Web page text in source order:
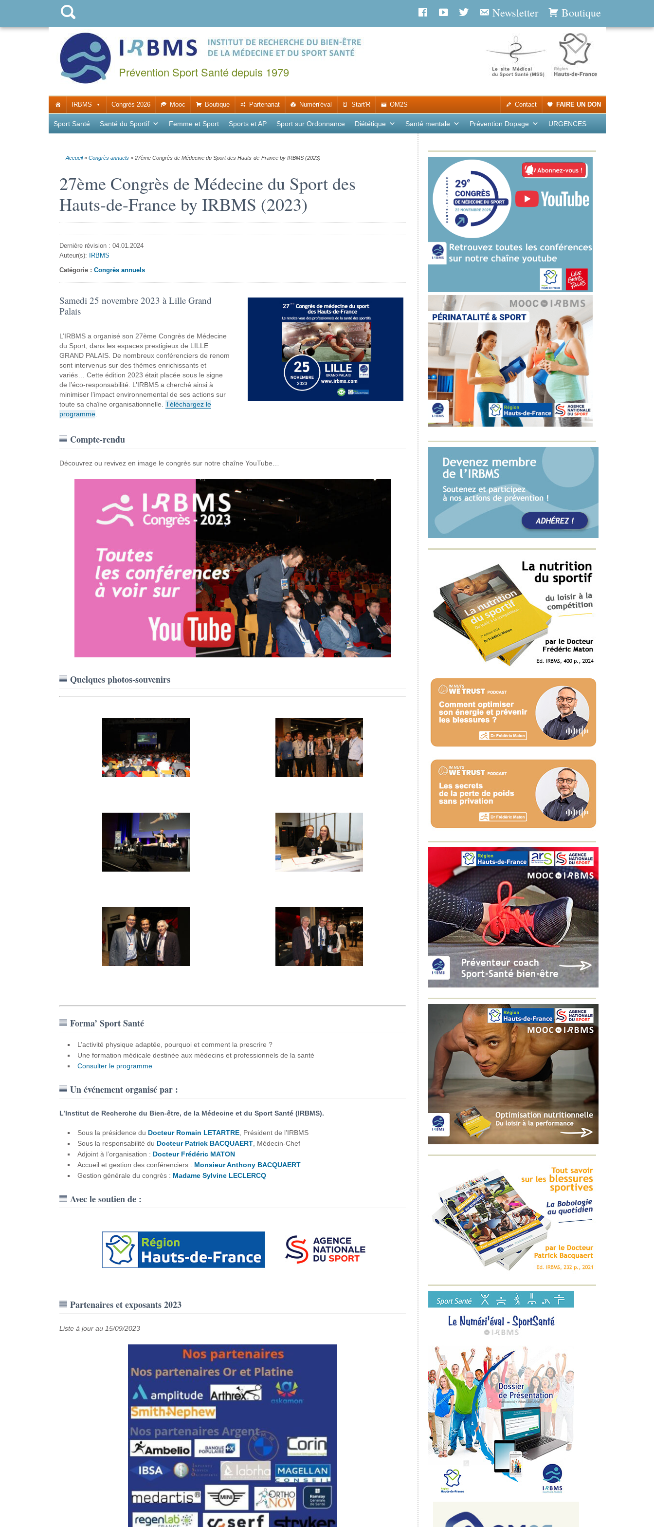
Boutique
Newsletter
Prévention Sport Santé depuis 1979
IRBMS Congrès 2026 Mooc Boutique Partenariat Numéri'éval Start'R OM2S FAIRE UN DON
Contact
Sport Santé Santé du Sportif Femme et Sport Sports et AP Sport sur Ordonnance Diététique Santé mentale Prévention Dopage URGENCES
Accueil» Congrès annuels» 27ème Congrès de Médecine du Sport des Hauts-de-France by IRBMS (2023)
27ème Congrès de Médecine du Sport des
Hauts-de-France by IRBMS (2023)
Dernière révision : 04.01.2024
Auteur(s):
IRBMS
Catégorie : Congrès annuels
Samedi 25 novembre 2023 à Lille Grand
Palais
L’IRBMS a organisé son 27ème Congrès de Médecine
du Sport, dans les espaces prestigieux de LILLE
GRAND PALAIS. De nombreux conférenciers de renom
sont intervenus sur des thèmes enrichissants et
variés… Cette édition 2023 était placée sous le signe
de l’éco-responsabilité. L’IRBMS a cherché ainsi à
minimiser l’impact environnemental de ses actions sur
toute sa chaîne organisationnelle. Téléchargez le
programme.
Compte-rendu
Découvrez ou revivez en image le congrès sur notre chaîne YouTube…
Quelques photos-souvenirs
Forma’ Sport Santé
L’activité physique adaptée, pourquoi et comment la prescrire ?
Une formation médicale destinée aux médecins et professionnels de la santé
Consulter le programme
Un événement organisé par :
L’Institut de Recherche du Bien-être, de la Médecine et du Sport Santé (IRBMS).
Sous la présidence du Docteur Romain LETARTRE, Président de l’IRBMS
Sous la responsabilité du Docteur Patrick BACQUAERT, Médecin-Chef
Adjoint à l’organisation : Docteur Frédéric MATON
Accueil et gestion des conférenciers : Monsieur Anthony BACQUAERT
Gestion générale du congrès : Madame Sylvine LECLERCQ
Avec le soutien de :
Partenaires et exposants 2023
Liste à jour au 15/09/2023